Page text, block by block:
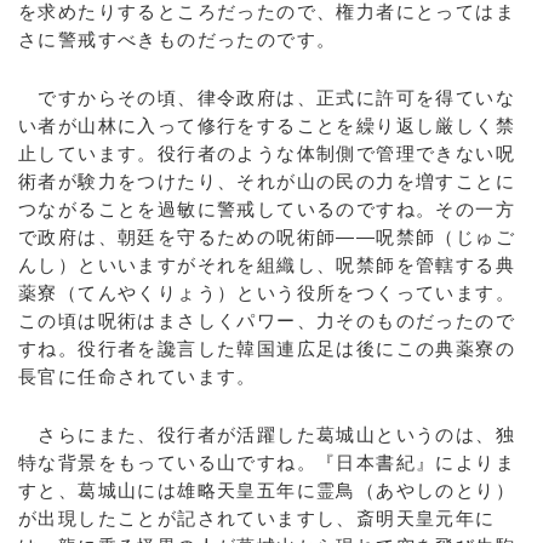
を求めたりするところだったので、権力者にとってはま
さに警戒すべきものだったのです。
ですからその頃、律令政府は、正式に許可を得ていな
い者が山林に入って修行をすることを繰り返し厳しく禁
止しています。役行者のような体制側で管理できない呪
術者が験力をつけたり、それが山の民の力を増すことに
つながることを過敏に警戒しているのですね。その一方
で政府は、朝廷を守るための呪術師――呪禁師（じゅご
んし）といいますがそれを組織し、呪禁師を管轄する典
薬寮（てんやくりょう）という役所をつくっています。
この頃は呪術はまさしくパワー、力そのものだったので
すね。役行者を讒言した韓国連広足は後にこの典薬寮の
長官に任命されています。
さらにまた、役行者が活躍した葛城山というのは、独
特な背景をもっている山ですね。『日本書紀』によりま
すと、葛城山には雄略天皇五年に霊鳥（あやしのとり）
が出現したことが記されていますし、斎明天皇元年に